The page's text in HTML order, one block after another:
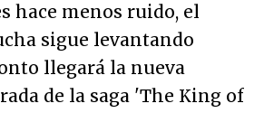
hace menos ruido, el
sigue levantando
llegará la nueva
de la saga 'The King of